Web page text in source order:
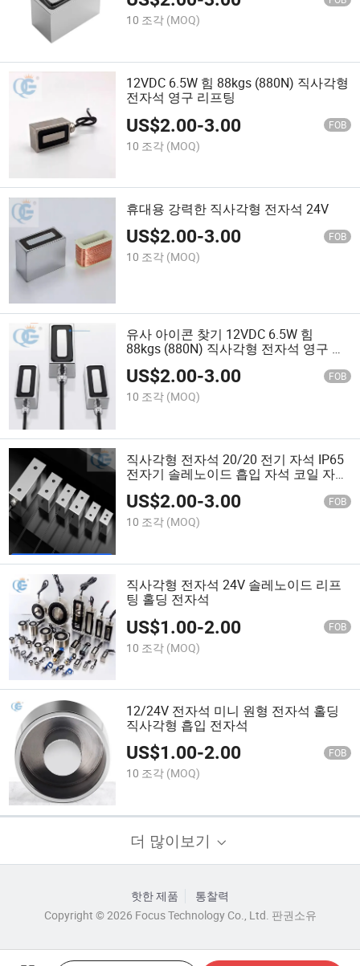
10 조각 (MOQ)
12VDC 6.5W 힘 88kgs (880N) 직사각형
전자석 영구 리프팅
US$2.00-3.00 FOB
10 조각 (MOQ)
휴대용 강력한 직사각형 전자석 24V
US$2.00-3.00 FOB
10 조각 (MOQ)
유사 아이콘 찾기 12VDC 6.5W 힘
88kgs (880N) 직사각형 전자석 영구 리
US$2.00-3.00 FOB
10 조각 (MOQ)
직사각형 전자석 20/20 전기 자석 IP65
전자기 솔레노이드 흡입 자석 코일 자석
스풀 감기
US$2.00-3.00 FOB
10 조각 (MOQ)
직사각형 전자석 24V 솔레노이드 리프
팅 홀딩 전자석
US$1.00-2.00 FOB
10 조각 (MOQ)
12/24V 전자석 미니 원형 전자석 홀딩
직사각형 흡입 전자석
US$1.00-2.00 FOB
10 조각 (MOQ)
더 많이보기
핫한 제품
통찰력
Copyright © 2026 Focus Technology Co., Ltd. 판권소유